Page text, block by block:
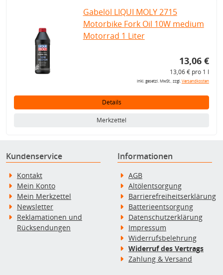
Gabelöl LIQUI MOLY 2715
Motorbike Fork Oil 10W medium
Motorrad 1 Liter
13,06 €
13,06 € pro 1 l
inkl. gesetzl. MwSt., zzgl.Versandkosten
Details
Merkzettel
Kundenservice
Kontakt
Mein Konto
Mein Merkzettel
Newsletter
Reklamationen und
Rücksendungen
Informationen
AGB
Altölentsorgung
Barrierefreiheitserklärung
Batterieentsorgung
Datenschutzerklärung
Impressum
Widerrufsbelehrung
Widerruf des Vertrags
Zahlung & Versand